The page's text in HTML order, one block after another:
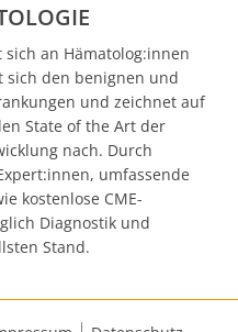
sich an Hämatolog:innen
sich den benignen und
und zeichnet auf
State of the Art der
nach. Durch
umfassende
kostenlose CME-
Diagnostik und
Stand.